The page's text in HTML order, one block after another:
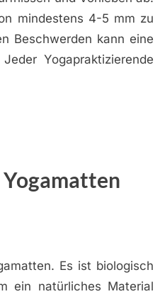
mindestens 4-5 mm zu
Beschwerden kann eine
Yogapraktizierende
Es ist biologisch
ein natürliches Material